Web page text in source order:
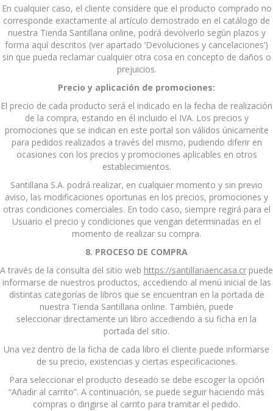
En cualquier caso, el cliente considere que el producto comprado no
corresponde exactamente al artículo demostrado en el catálogo de
nuestra Tienda Santillana online, podrá devolverlo según plazos y
forma aquí descritos (ver apartado ‘Devoluciones y cancelaciones’)
sin que pueda reclamar cualquier otra cosa en concepto de daños o
prejuicios.
Precio y aplicación de promociones:
El precio de cada producto será el indicado en la fecha de realización
de la compra, estando en él incluido el IVA. Los precios y
promociones que se indican en este portal son válidos únicamente
para pedidos realizados a través del mismo, pudiendo diferir en
ocasiones con los precios y promociones aplicables en otros
establecimientos.
Santillana S.A. podrá realizar, en cualquier momento y sin previo
aviso, las modificaciones oportunas en los precios, promociones y
otras condiciones comerciales. En todo caso, siempre regirá para el
Usuario el precio y condiciones que vengan determinadas en el
momento de realizar su compra.
8. PROCESO DE COMPRA
A través de la consulta del sitio web https://santillanaencasa.cr puede
informarse de nuestros productos, accediendo al menú inicial de las
distintas categorías de libros que se encuentran en la portada de
nuestra Tienda Santillana online. También, puede
seleccionar directamente un libro accediendo a su ficha en la
portada del sitio.
Una vez dentro de la ficha de cada libro el cliente puede informarse
de su precio, existencias y ciertas especificaciones.
Para seleccionar el producto deseado se debe escoger la opción
“Añadir al carrito”. A continuación, se puede seguir haciendo más
compras o dirigirse al carrito para tramitar el pedido.